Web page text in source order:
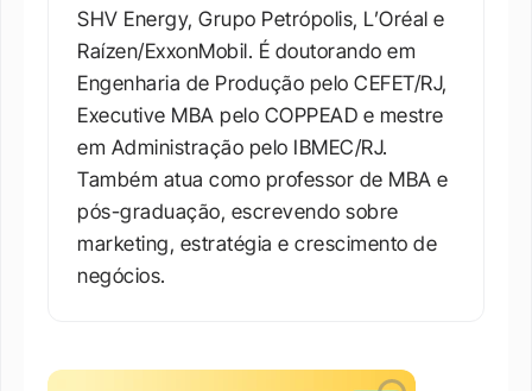
SHV Energy, Grupo Petrópolis, L’Oréal e
Raízen/ExxonMobil. É doutorando em
Engenharia de Produção pelo CEFET/RJ,
Executive MBA pelo COPPEAD e mestre
em Administração pelo IBMEC/RJ.
Também atua como professor de MBA e
pós-graduação, escrevendo sobre
marketing, estratégia e crescimento de
negócios.